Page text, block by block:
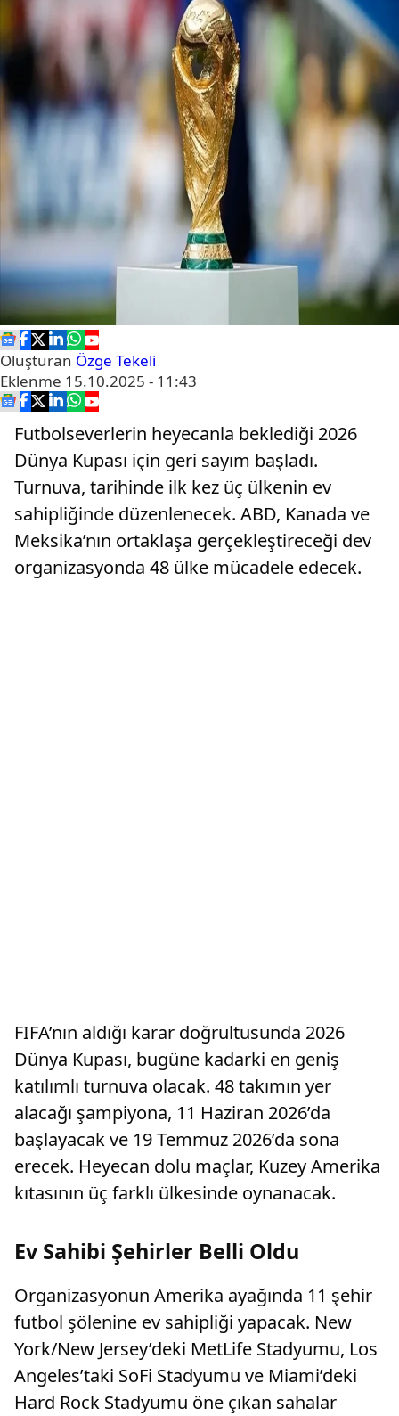
Oluşturan Özge Tekeli
Eklenme 15.10.2025 - 11:43
Futbolseverlerin heyecanla beklediği 2026
Dünya Kupası için geri sayım başladı.
Turnuva, tarihinde ilk kez üç ülkenin ev
sahipliğinde düzenlenecek. ABD, Kanada ve
Meksika’nın ortaklaşa gerçekleştireceği dev
organizasyonda 48 ülke mücadele edecek.
FIFA’nın aldığı karar doğrultusunda 2026
Dünya Kupası, bugüne kadarki en geniş
katılımlı turnuva olacak. 48 takımın yer
alacağı şampiyona, 11 Haziran 2026’da
başlayacak ve 19 Temmuz 2026’da sona
erecek. Heyecan dolu maçlar, Kuzey Amerika
kıtasının üç farklı ülkesinde oynanacak.
Ev Sahibi Şehirler Belli Oldu
Organizasyonun Amerika ayağında 11 şehir
futbol şölenine ev sahipliği yapacak. New
York/New Jersey’deki MetLife Stadyumu, Los
Angeles’taki SoFi Stadyumu ve Miami’deki
Hard Rock Stadyumu öne çıkan sahalar